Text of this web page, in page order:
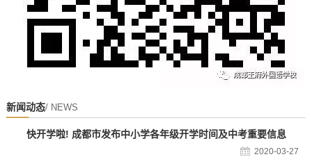
新闻动态/ NEWS
快开学啦! 成都市发布中小学各年级开学时间及中考重要信息
2020-03-27